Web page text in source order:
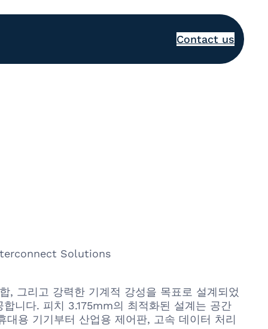
Contact us
Solutions
, 그리고 강력한 기계적 강성을 목표로 설계되었
니다. 피치 3.175mm의 최적화된 설계는 공간
용 기기부터 산업용 제어판, 고속 데이터 처리